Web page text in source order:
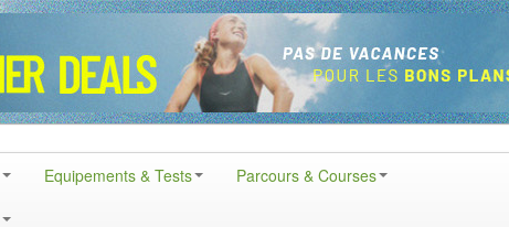
Equipements & Tests
Parcours & Courses